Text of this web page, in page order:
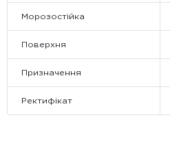
Морозостійка
Поверхня
Призначення
Ректифікат